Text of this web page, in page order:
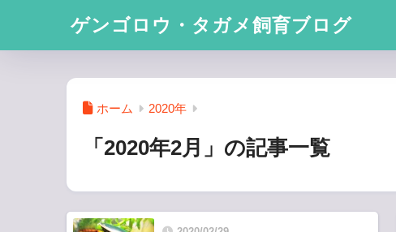
ゲンゴロウ・タガメ飼育ブログ
ホーム 2020年
「2020年2月」の記事一覧